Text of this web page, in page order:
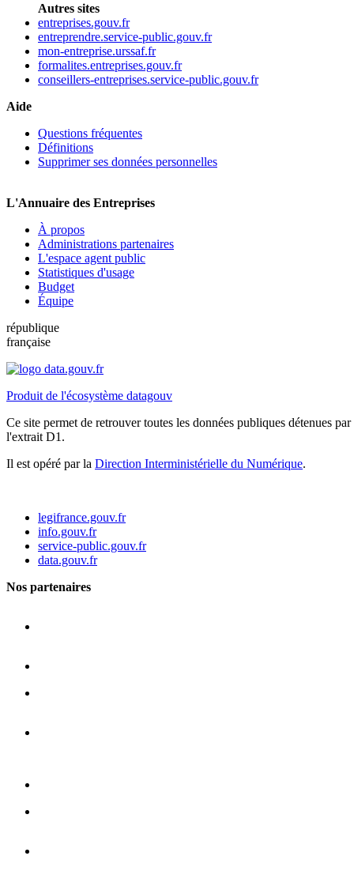
Autres sites
entreprises.gouv.fr
entreprendre.service-public.gouv.fr
mon-entreprise.urssaf.fr
formalites.entreprises.gouv.fr
conseillers-entreprises.service-public.gouv.fr
Aide
Questions fréquentes
Définitions
Supprimer ses données personnelles
L'Annuaire des Entreprises
À propos
Administrations partenaires
L'espace agent public
Statistiques d'usage
Budget
Équipe
république
française
Produit de l'écosystème datagouv
Ce site permet de retrouver toutes les données publiques détenues
l'extrait D1.
Il est opéré par la Direction Interministérielle du Numérique.
legifrance.gouv.fr
info.gouv.fr
service-public.gouv.fr
data.gouv.fr
Nos partenaires